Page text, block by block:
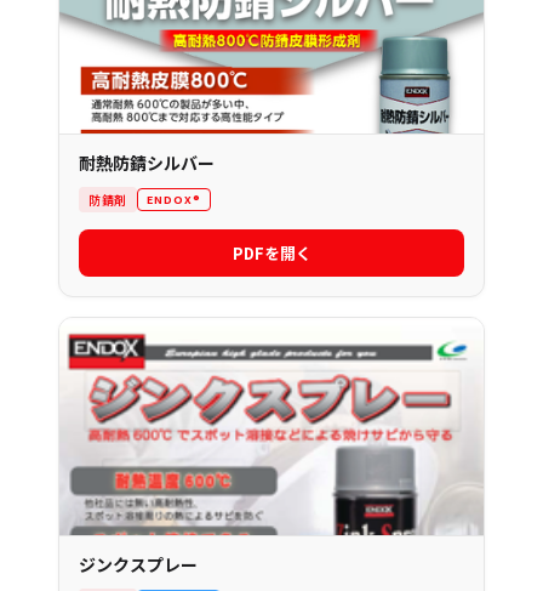
耐熱防錆シルバー
防錆剤 ENDOX®
PDFを開く
ジンクスプレー